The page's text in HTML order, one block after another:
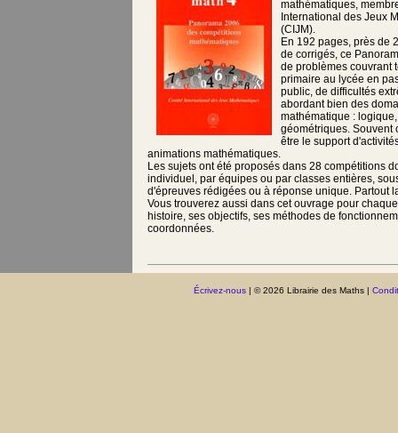
mathématiques,
International des Jeux
(CIJM).
En 192 pages, près de
de corrigés, ce
de problèmes couvrant
primaire au lycée en
public, de difficultés
abordant bien des
mathématique :
géométriques. Souvent
être le support
animations mathématiques.
Les sujets ont été proposés dans 28 compétitions
individuel, par équipes ou par classes entières,
d'épreuves rédigées ou à réponse unique. Partout
Vous trouverez aussi dans cet ouvrage pour
histoire, ses objectifs, ses méthodes de
coordonnées.
Écrivez-nous| © 2026 Librairie des Maths |